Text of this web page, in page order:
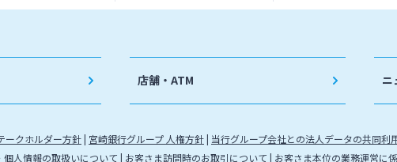
店舗・ATM ニ
ークホルダー方針 宮崎銀行グループ 人権方針 当行グループ会社との法人データの共同利
人情報の取扱いについて お客さま訪問時のお取引について お客さま本位の業務運営に